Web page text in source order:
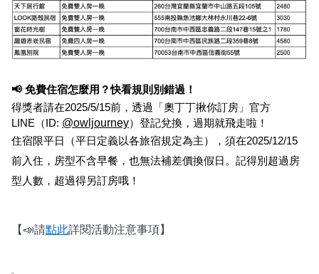
📢 免費住宿怎麼用？快看規則別錯過！
得獎者請在2025/5/15前，透過「奧丁丁揪你訂房」官方
LINE（ID: @owljourney）登記兌換，過期就飛走啦！
住宿限平日（平日定義以各旅宿規定為主），須在2025/12/15
前入住，房型不含早餐，也無法補差價換假日。記得別超過房
型人數，超過得另訂房哦！
【📣請點此詳閱活動注意事項】